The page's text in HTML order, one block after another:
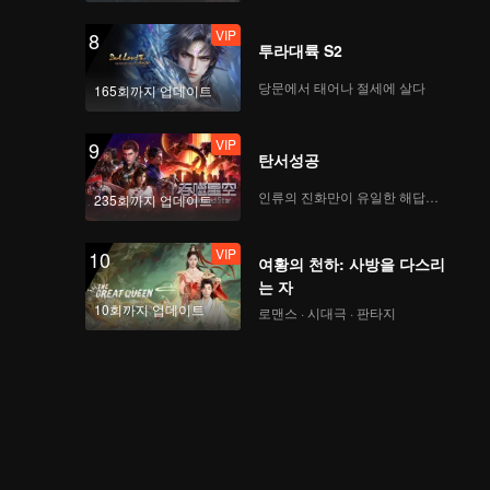
8
165회까지 업데이트
VIP
투라대륙 S2
당문에서 태어나 절세에 살다
9
235회까지 업데이트
VIP
탄서성공
인류의 진화만이 유일한 해답이다
10
10회까지 업데이트
VIP
여황의 천하: 사방을 다스리
는 자
로맨스 · 시대극 · 판타지